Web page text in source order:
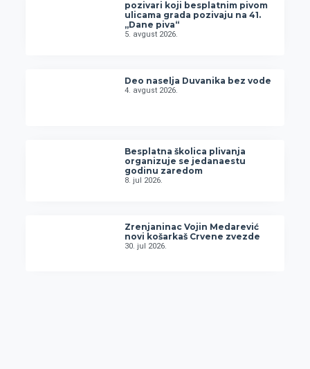
pozivari koji besplatnim pivom
ulicama grada pozivaju na 41.
„Dane piva“
5. avgust 2026.
Deo naselja Duvanika bez vode
4. avgust 2026.
Besplatna školica plivanja
organizuje se jedanaestu
godinu zaredom
8. jul 2026.
Zrenjaninac Vojin Medarević
novi košarkaš Crvene zvezde
30. jul 2026.